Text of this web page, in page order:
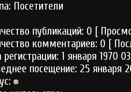
Посетители
публикаций: 0 [
комментариев: 0 [
1 января 1970
посещение: 25 января